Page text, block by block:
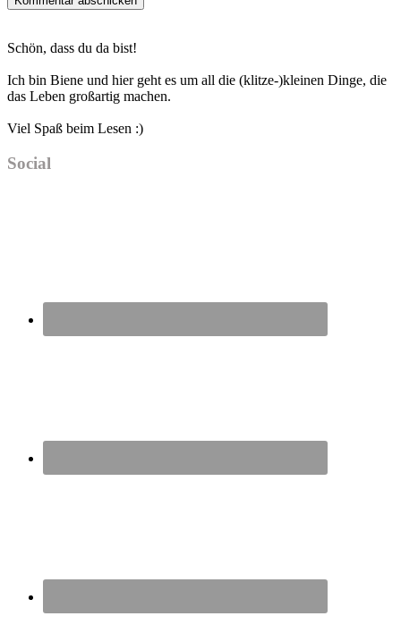
Sidebar
Schön, dass du da bist!
Ich bin Biene und hier geht es um all die (klitze-)kleinen Dinge, die
das Leben großartig machen.
Viel Spaß beim Lesen :)
Social